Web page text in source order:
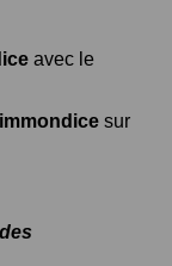
avec le
immondice sur